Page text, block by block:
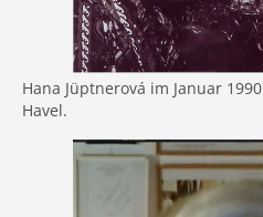
Hana Jüptnerová im Januar
Havel.